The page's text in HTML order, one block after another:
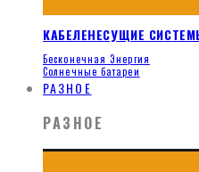
КАБЕЛЕНЕСУЩИЕ
Бесконечная Энергия
Солнечные батареи
РАЗНОЕ
РАЗНОЕ